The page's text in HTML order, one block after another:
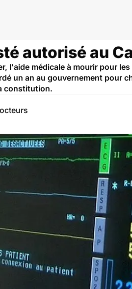
autorisé au
l'aide médicale à mourir pour
un an au gouvernement pour
constitution.